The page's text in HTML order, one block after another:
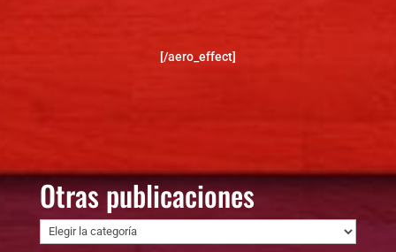
[/aero_effect]
Otras publicaciones
Otras